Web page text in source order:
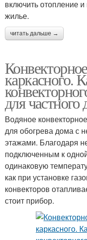
включить отопление
жилье.
читать дальше →
каркасного.
для частного
Водяное
для обогрева дома с
этажами. Благодаря
подключенным к
одинаковую
как при установке
конвекторов
стоит прибор.